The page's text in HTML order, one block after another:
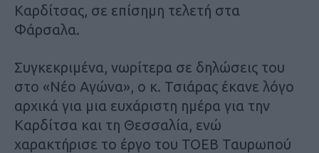
Καρδίτσας, σε επίσημη τελετή στα
Φάρσαλα.
Συγκεκριμένα, νωρίτερα σε δηλώσεις του
στο «Νέο Αγώνα», ο κ. Τσιάρας έκανε λόγο
αρχικά για μια ευχάριστη ημέρα για την
Καρδίτσα και τη Θεσσαλία, ενώ
χαρακτήρισε το έργο του ΤΟΕΒ Ταυρωπού